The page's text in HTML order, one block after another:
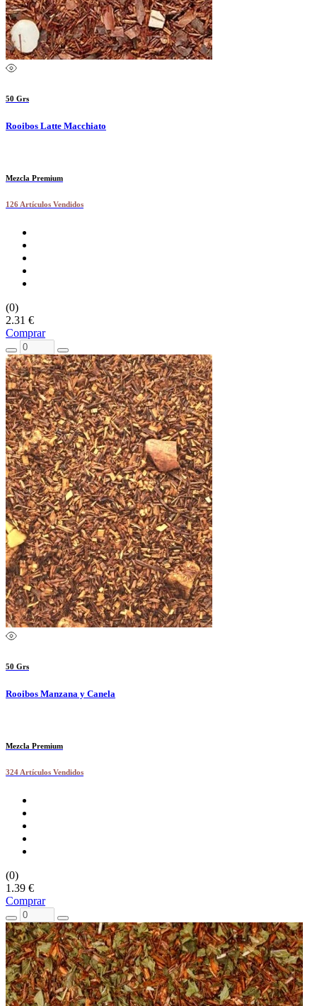
50 Grs
Rooibos Latte Macchiato
Mezcla Premium
126 Artículos Vendidos
(0)
2.31 €
Comprar
50 Grs
Rooibos Manzana y Canela
Mezcla Premium
324 Artículos Vendidos
(0)
1.39 €
Comprar